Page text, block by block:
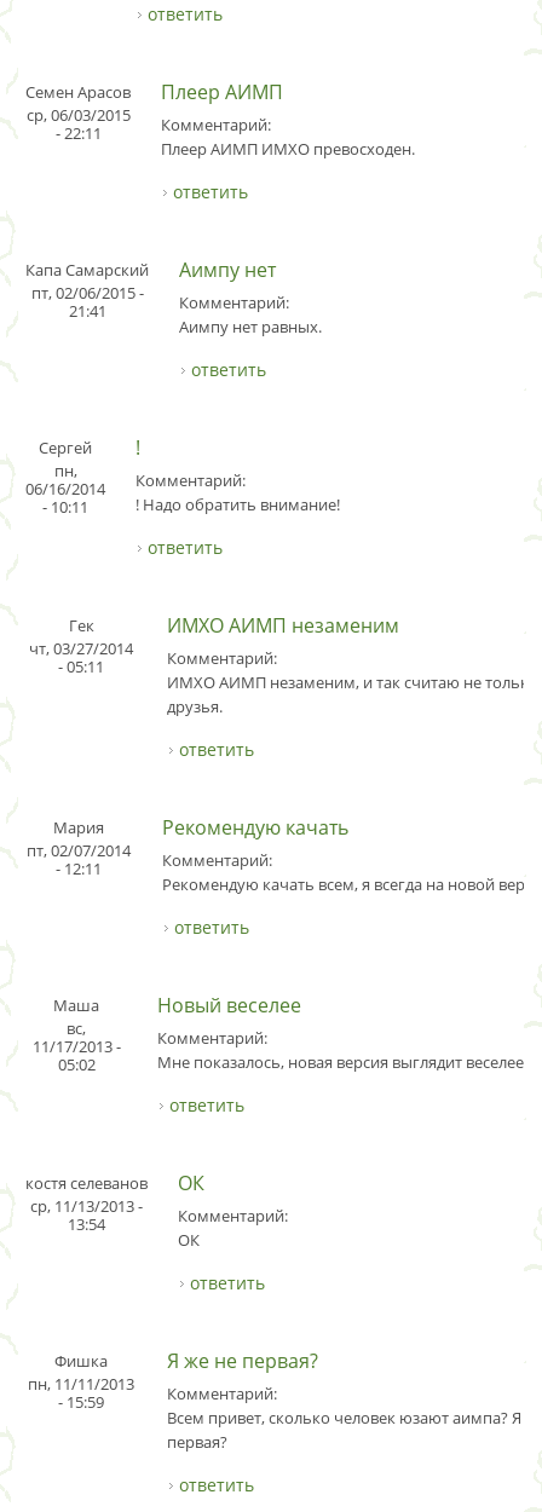
ответить
Семен Арасов
ср, 06/03/2015
- 22:11
Плеер АИМП
Комментарий:
Плеер АИМП ИМХО превосходен.
ответить
Капа Самарский
пт, 02/06/2015 -
21:41
Аимпу нет
Комментарий:
Аимпу нет равных.
ответить
Сергей
пн,
06/16/2014
- 10:11
!
Комментарий:
! Надо обратить внимание!
ответить
Гек
чт, 03/27/2014
- 05:11
ИМХО АИМП незаменим
Комментарий:
ИМХО АИМП незаменим, и так считаю не
друзья.
ответить
Мария
пт, 02/07/2014
- 12:11
Рекомендую качать
Комментарий:
Рекомендую качать всем, я всегда на новой
ответить
Маша
вс,
11/17/2013 -
05:02
Новый веселее
Комментарий:
Мне показалось, новая версия выглядит веселее.
ответить
костя селеванов
ср, 11/13/2013 -
13:54
ОК
Комментарий:
ОК
ответить
Фишка
пн, 11/11/2013
- 15:59
Я же не первая?
Комментарий:
Всем привет, сколько человек юзают аимпа? Я
первая?
ответить